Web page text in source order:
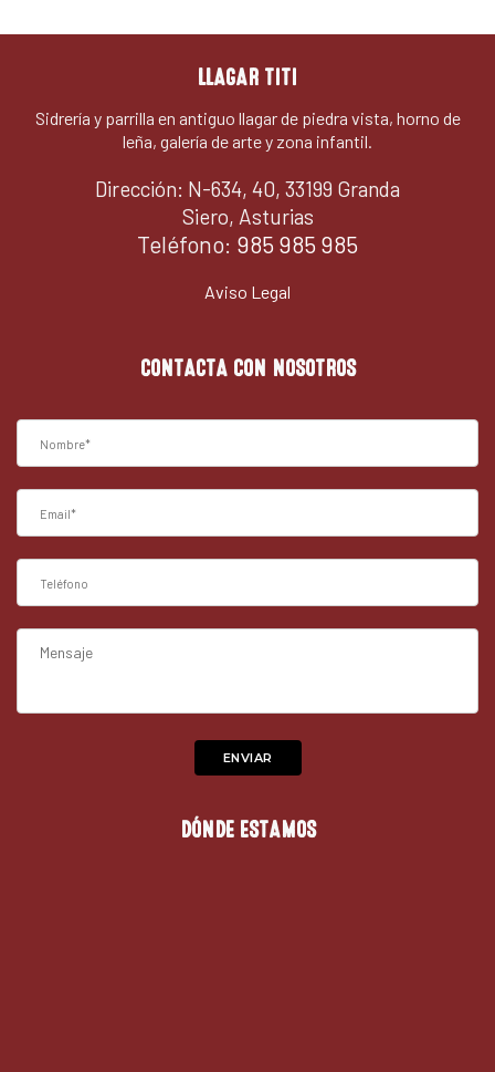
LLAGAR TITI
Sidrería y parrilla en antiguo llagar de piedra vista, horno de
leña, galería de arte y zona infantil.
Dirección: N-634, 40, 33199 Granda
Siero, Asturias
Teléfono: 985 985 985
Aviso Legal
CONTACTA CON NOSOTROS
DÓNDE ESTAMOS